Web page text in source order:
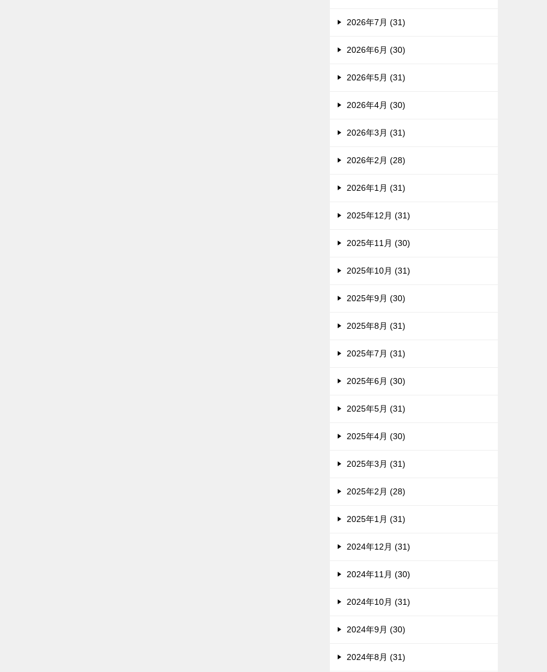
2026年7月 (31)
2026年6月 (30)
2026年5月 (31)
2026年4月 (30)
2026年3月 (31)
2026年2月 (28)
2026年1月 (31)
2025年12月 (31)
2025年11月 (30)
2025年10月 (31)
2025年9月 (30)
2025年8月 (31)
2025年7月 (31)
2025年6月 (30)
2025年5月 (31)
2025年4月 (30)
2025年3月 (31)
2025年2月 (28)
2025年1月 (31)
2024年12月 (31)
2024年11月 (30)
2024年10月 (31)
2024年9月 (30)
2024年8月 (31)